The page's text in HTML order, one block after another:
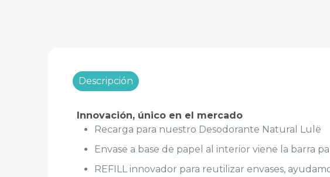
Descripción
Innovación, único en el mercado
Recarga para nuestro Desodorante Natural Lulë
Envase a base de papel al interior viene la barra
REFILL innovador para reutilizar envases,